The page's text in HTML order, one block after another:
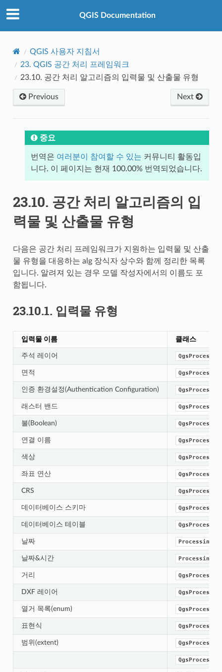
QGIS Documentation
QGIS 사용자 지침서
23. QGIS 공간 처리 프레임워크
23.10. 공간 처리 알고리즘의 입력물 및 산출물 유형
Previous Next
중요
번역은 여러분이 참여할 수 있는 커뮤니티 활동입
니다. 이 페이지는 현재 100.00% 번역되었습니다.
23.10. 공간 처리 알고리즘의 입
력물 및 산출물 유형
다음은 공간 처리 프레임워크가 지원하는 입력물 및 산출
물 유형을 대응하는 alg 장식자 상수와 함께 정리한 목록
입니다. 알려져 있는 경우 모델 작성자에서의 이름도 포
함됩니다.
23.10.1. 입력물 유형
입력물 이름 클래스
주석 레이어
면적
인증 환경설정(Authentication Configuration)
래스터 밴드
불(Boolean)
연결 이름
색상
좌표 연산
CRS
데이터베이스 스키마
데이터베이스 테이블
날짜
날짜&시간
거리
DXF 레이어
열거 목록(enum)
표현식
범위(extent)